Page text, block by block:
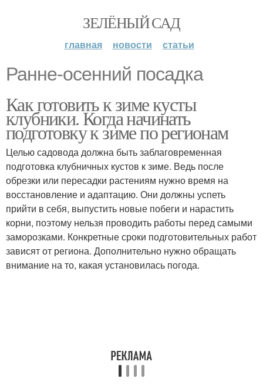
ЗЕЛЁНЫЙ САД
главная новости статьи
Ранне-осенний посадка
Как готовить к зиме кусты
клубники. Когда начинать
подготовку к зиме по регионам
Целью садовода должна быть заблаговременная
подготовка клубничных кустов к зиме. Ведь после
обрезки или пересадки растениям нужно время на
восстановление и адаптацию. Они должны успеть
прийти в себя, выпустить новые побеги и нарастить
корни, поэтому нельзя проводить работы перед самыми
заморозками. Конкретные сроки подготовительных работ
зависят от региона. Дополнительно нужно обращать
внимание на то, какая установилась погода.